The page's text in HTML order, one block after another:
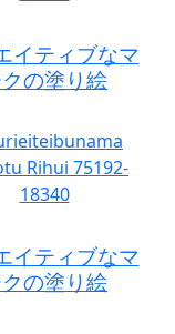
イティブなマ
の塗り絵
イティブなマ
の塗り絵